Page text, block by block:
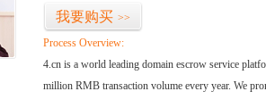
我要购买 >>
Process Overview:
4.cn is a world leading domain escrow service
million RMB transaction volume every year. We